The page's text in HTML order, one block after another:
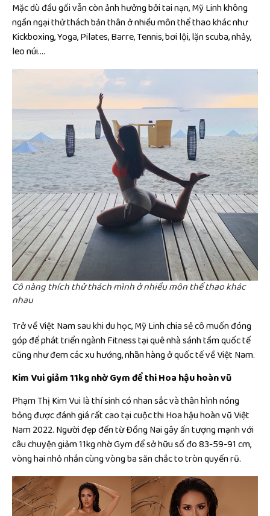
Mặc dù đầu gối vẫn còn ảnh hưởng bởi tai nạn, Mỹ Linh không
ngần ngại thử thách bản thân ở nhiều môn thể thao khác như
Kickboxing, Yoga, Pilates, Barre, Tennis, bơi lội, lặn scuba, nhảy,
leo núi….
Cô nàng thích thử thách mình ở nhiều môn thể thao khác
nhau
Trở về Việt Nam sau khi du học, Mỹ Linh chia sẻ cô muốn đóng
góp để phát triển ngành Fitness tại quê nhà sánh tầm quốc tế
cũng như đem các xu hướng, nhãn hàng ở quốc tế về Việt Nam.
Kim Vui giảm 11kg nhờ Gym để thi Hoa hậu hoàn vũ
Phạm Thị Kim Vui là thí sinh có nhan sắc và thân hình nóng
bỏng được đánh giá rất cao tại cuộc thi Hoa hậu hoàn vũ Việt
Nam 2022. Người đẹp đến từ Đồng Nai gây ấn tượng mạnh với
câu chuyện giảm 11kg nhờ Gym để sở hữu số đo 83-59-91 cm,
vòng hai nhỏ nhắn cùng vòng ba săn chắc to tròn quyến rũ.